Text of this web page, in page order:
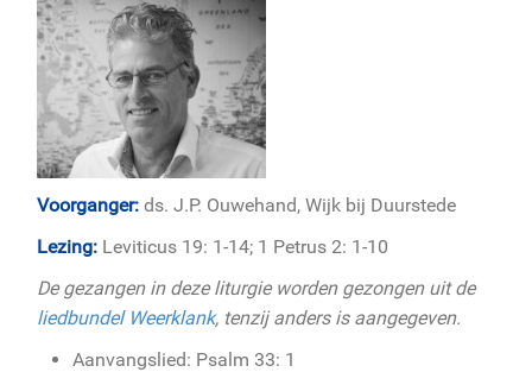
Voorganger: ds. J.P. Ouwehand, Wijk bij Duurstede
Lezing: Leviticus 19: 1-14; 1 Petrus 2: 1-10
De gezangen in deze liturgie worden gezongen uit de
liedbundel Weerklank, tenzij anders is aangegeven.
Aanvangslied: Psalm 33: 1